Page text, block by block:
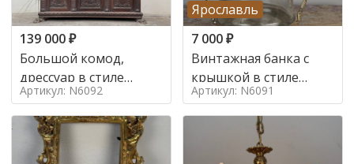
139 000₽
Большой комод,
дрессуар в стиле
ренессанс,
Артикул: N6092
Ярославль
7 000₽
Винтажная банка с
крышкой в стиле
Италия,
Артикул: N6091